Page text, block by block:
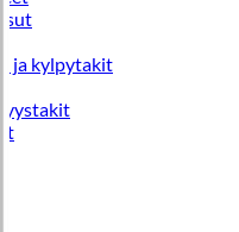
ja kylpytakit